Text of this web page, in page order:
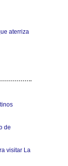
aterriza
de
visitar La